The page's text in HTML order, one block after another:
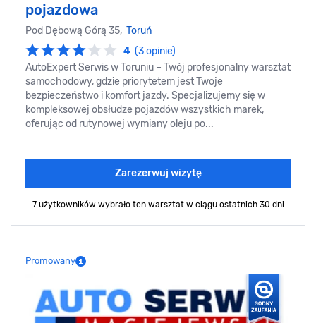
pojazdowa
Pod Dębową Górą 35, Toruń
4 (3 opinie)
AutoExpert Serwis w Toruniu – Twój profesjonalny warsztat
samochodowy, gdzie priorytetem jest Twoje
bezpieczeństwo i komfort jazdy. Specjalizujemy się w
kompleksowej obsłudze pojazdów wszystkich marek,
oferując od rutynowej wymiany oleju po...
Zarezerwuj wizytę
7 użytkowników wybrało ten warsztat w ciągu ostatnich 30 dni
Promowany